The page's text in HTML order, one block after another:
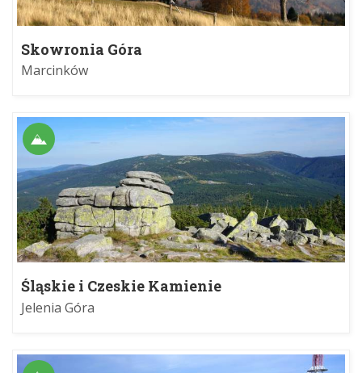
Skowronia Góra
Marcinków
Śląskie i Czeskie Kamienie
Jelenia Góra